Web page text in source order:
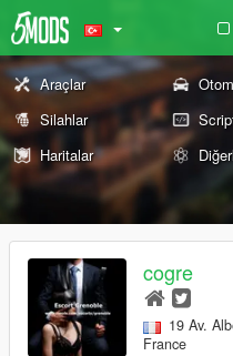
Araçlar
Silahlar
Haritalar
cogre
19 Av.
France